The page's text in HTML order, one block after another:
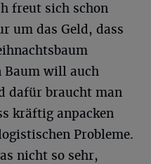
freut sich schon
um das Geld, dass
Baum will auch
dafür braucht man
kräftig anpacken
Probleme.
nicht so sehr,